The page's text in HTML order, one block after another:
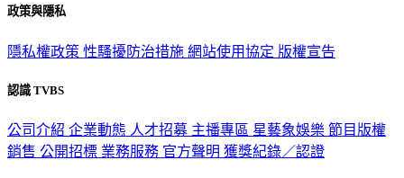
政策與隱私
隱私權政策 性騷擾防治措施 網站使用協定 版權宣告
認識 TVBS
公司介紹 企業動態 人才招募 主播專區 星藝象娛樂 節目版權
銷售 公開招標 業務服務 官方聲明 獲獎紀錄／認證